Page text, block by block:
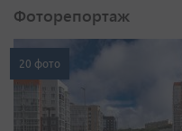
Фоторепортаж
20 фото